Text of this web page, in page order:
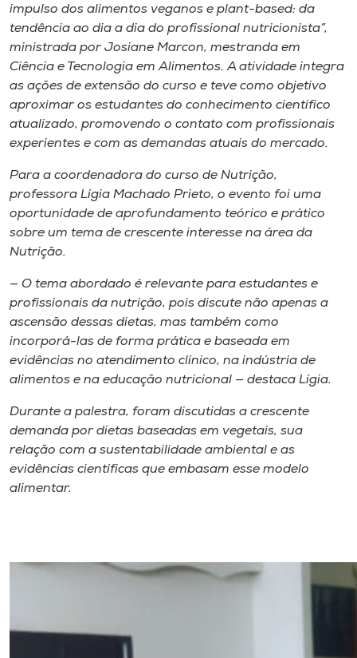
Museu
Unoesc
Store
Selecione
A+
A-
impulso dos alimentos veganos e plant-based: da
tendência ao dia a dia do profissional nutricionista”,
ministrada por Josiane Marcon, mestranda em
Ciência e Tecnologia em Alimentos. A atividade integra
as ações de extensão do curso e teve como objetivo
aproximar os estudantes do conhecimento científico
atualizado, promovendo o contato com profissionais
experientes e com as demandas atuais do mercado.
Para a coordenadora do curso de Nutrição,
professora Lígia Machado Prieto, o evento foi uma
oportunidade de aprofundamento teórico e prático
sobre um tema de crescente interesse na área da
Nutrição.
— O tema abordado é relevante para estudantes e
profissionais da nutrição, pois discute não apenas a
ascensão dessas dietas, mas também como
incorporá-las de forma prática e baseada em
evidências no atendimento clínico, na indústria de
alimentos e na educação nutricional — destaca Lígia.
Durante a palestra, foram discutidas a crescente
demanda por dietas baseadas em vegetais, sua
relação com a sustentabilidade ambiental e as
evidências científicas que embasam esse modelo
alimentar.